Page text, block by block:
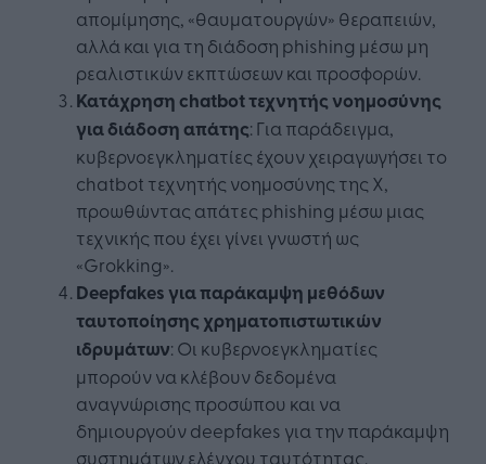
απομίμησης, «θαυματουργών» θεραπειών,
αλλά και για τη διάδοση phishing μέσω μη
ρεαλιστικών εκπτώσεων και προσφορών.
Κατάχρηση chatbot τεχνητής νοημοσύνης
για διάδοση απάτης: Για παράδειγμα,
κυβερνοεγκληματίες έχουν χειραγωγήσει το
chatbot τεχνητής νοημοσύνης της X,
προωθώντας απάτες phishing μέσω μιας
τεχνικής που έχει γίνει γνωστή ως
«Grokking».
Deepfakes για παράκαμψη μεθόδων
ταυτοποίησης χρηματοπιστωτικών
ιδρυμάτων: Οι κυβερνοεγκληματίες
μπορούν να κλέβουν δεδομένα
αναγνώρισης προσώπου και να
δημιουργούν deepfakes για την παράκαμψη
συστημάτων ελέγχου ταυτότητας.